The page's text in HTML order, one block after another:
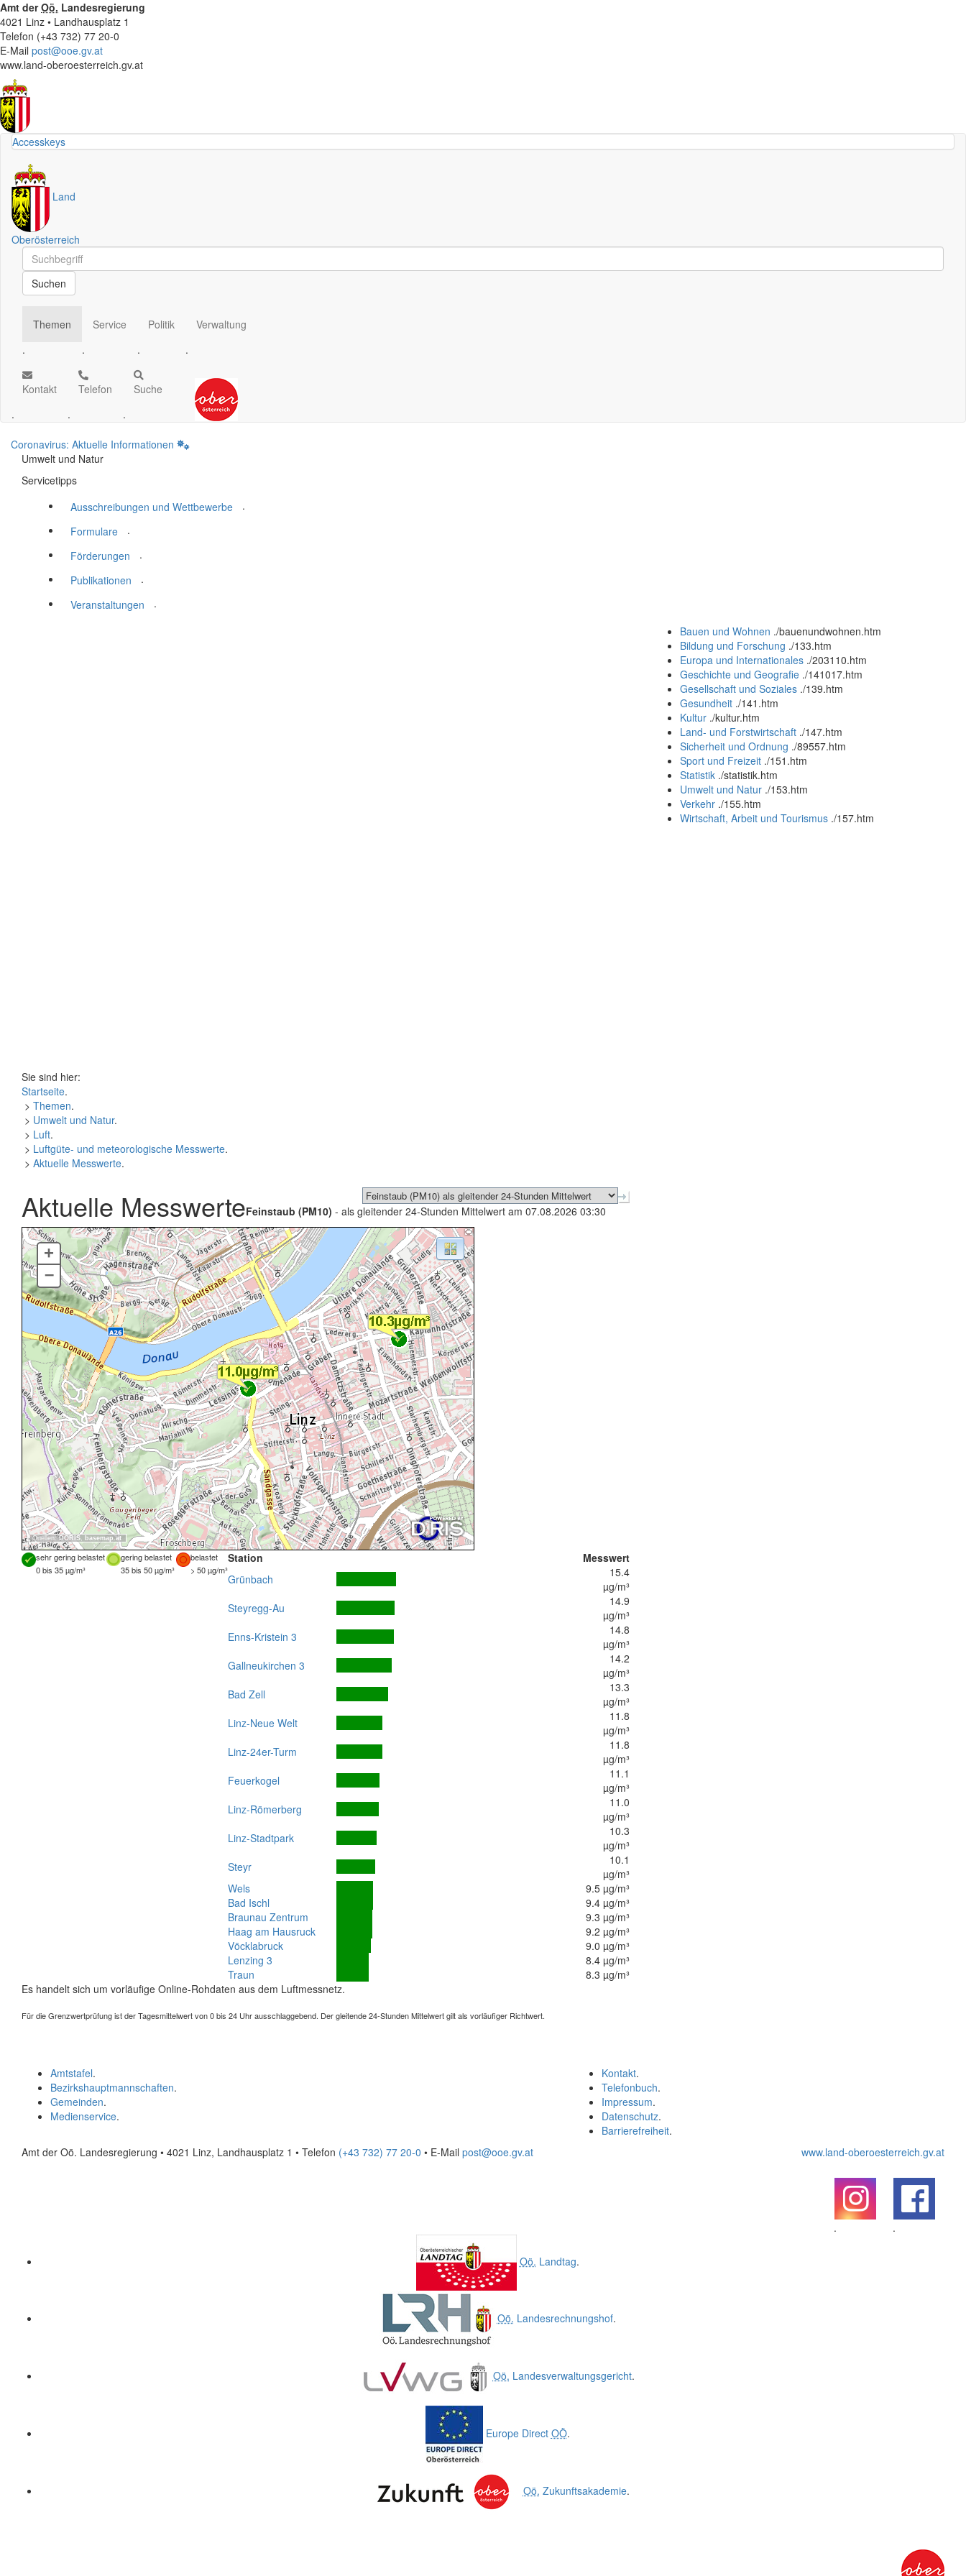
Amt derOö. Landesregierung
4021 Linz • Landhausplatz 1
Telefon (+43 732) 77 20-0
E-Mail post@ooe.gv.at
www.land-oberoesterreich.gv.at
Accesskeys
Land
Oberösterreich
Schnellsuche
Schnellsuche
Suchen
Themen
.
Service
.
Politik
.
Verwaltung
.
Kontakt
.
Telefon
.
Suche
.
Coronavirus: Aktuelle Informationen
Umwelt und Natur
Servicetipps
Ausschreibungen und Wettbewerbe
.
Formulare
.
Förderungen
.
Publikationen
.
Veranstaltungen
.
Bauen und Wohnen ./bauenundwohnen.htm
Bildung und Forschung ./133.htm
Europa und Internationales ./203110.htm
Geschichte und Geografie ./141017.htm
Gesellschaft und Soziales ./139.htm
Gesundheit ./141.htm
Kultur ./kultur.htm
Land- und Forstwirtschaft ./147.htm
Sicherheit und Ordnung ./89557.htm
Sport und Freizeit ./151.htm
Statistik ./statistik.htm
Umwelt und Natur ./153.htm
Verkehr ./155.htm
Wirtschaft, Arbeit und Tourismus ./157.htm
Sie sind hier:
Startseite.
> Themen.
> Umwelt und Natur.
> Luft.
> Luftgüte- und meteorologische Messwerte.
> Aktuelle Messwerte.
Aktuelle MesswerteFeinstaub (PM10) - als gleitender 24-Stunden Mittelwert am 07.08.2026 03:30
Quellen:DORIS, basemap.at
+
–
sehr gering belastet gering belastet
belastet
0 bis 35 µg/m³
35 bis 50 µg/m³ > 50 µg/m³
Station
Messwert
Grünbach
15.4
µg/m³
Steyregg-Au
14.9
µg/m³
Enns-Kristein 3
14.8
µg/m³
Gallneukirchen 3
14.2
µg/m³
Bad Zell
13.3
µg/m³
Linz-Neue Welt
11.8
µg/m³
Linz-24er-Turm
11.8
µg/m³
Feuerkogel
11.1
µg/m³
Linz-Römerberg
11.0
µg/m³
Linz-Stadtpark
10.3
µg/m³
Steyr
10.1
µg/m³
Wels
9.5 µg/m³
Bad Ischl
9.4 µg/m³
Braunau Zentrum
9.3 µg/m³
Haag am Hausruck
9.2 µg/m³
Vöcklabruck
9.0 µg/m³
Lenzing 3
8.4 µg/m³
Traun
8.3 µg/m³
Es handelt sich um vorläufige Online-Rohdaten aus dem Luftmessnetz.
Für die Grenzwertprüfung ist der Tagesmittelwert von 0 bis 24 Uhr ausschlaggebend. Der gleitende 24-Stunden Mittelwert gilt als vorläufiger Richtwert.
Kontakt.
Telefonbuch.
Impressum.
Datenschutz.
Barrierefreiheit.
Amtstafel.
Bezirkshauptmannschaften.
Gemeinden.
Medienservice.
Amt der Oö. Landesregierung • 4021 Linz, Landhausplatz 1 • Telefon (+43 732) 77 20-0 • E-Mail post@ooe.gv.at www.land-oberoesterreich.gv.at
.
.
Oö. Landtag.
Oö. Landesrechnungshof.
Oö. Landesverwaltungsgericht.
Europe Direct OÖ.
Oö. Zukunftsakademie.